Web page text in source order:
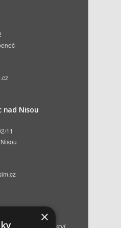
nad Nisou
11
a dotační poradenství
×